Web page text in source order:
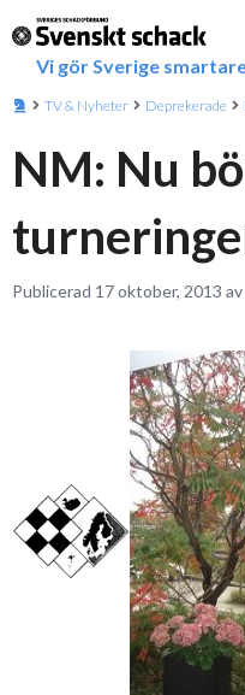
Vi gör Sverige
TV & Nyheter Deprekerade
NM: Nu
Publicerad 17 oktober, 2013